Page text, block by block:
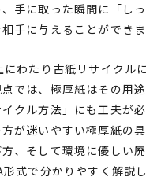
手に取った瞬間に「し
手に与えることができま
わたり古紙リサイクル
では、極厚紙はその用
クル方法」にも工夫が
が迷いやすい極厚紙の
、そして環境に優しい
式で分かりやすく解説し